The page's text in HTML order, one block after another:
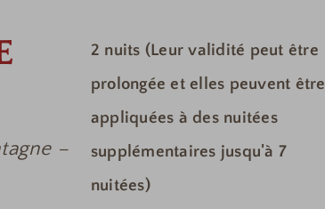
–
2 nuits (Leur validité peut être
prolongée et elles peuvent être
appliquées à des nuitées
supplémentaires jusqu'à 7
nuitées)